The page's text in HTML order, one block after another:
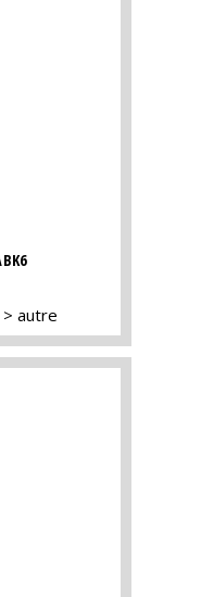
autre